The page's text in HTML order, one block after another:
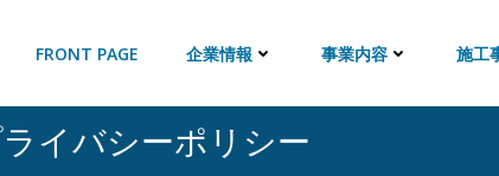
FRONT PAGE 企業情報 事業内容 施工
イバシーポリシー